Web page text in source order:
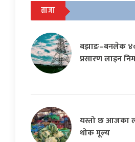
ताजा
बझाङ–बनलेक
प्रसारण लाइन
यस्तो छ आजका
थोक मूल्य